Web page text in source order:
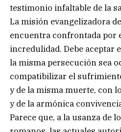
testimonio infaltable de la
La misión evangelizadora
encuentra confrontada por
incredulidad. Debe aceptar
la misma persecución sea
compatibilizar el
y de la misma muerte, con
y de la armónica
Parece que, a la usanza de